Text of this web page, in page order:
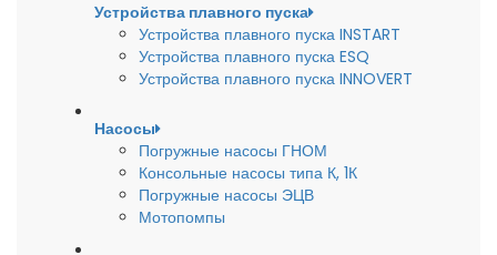
Устройства плавного пуска
Устройства плавного пуска INSTART
Устройства плавного пуска ESQ
Устройства плавного пуска INNOVERT
Насосы
Погружные насосы ГНОМ
Консольные насосы типа К, 1К
Погружные насосы ЭЦВ
Мотопомпы